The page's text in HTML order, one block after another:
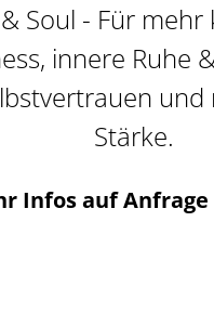
Soul - Für mehr
innere Ruhe
und
Stärke.
Infos auf Anfrage